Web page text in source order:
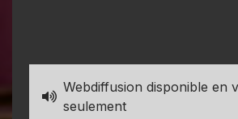
Webdiffusion disponible en
seulement